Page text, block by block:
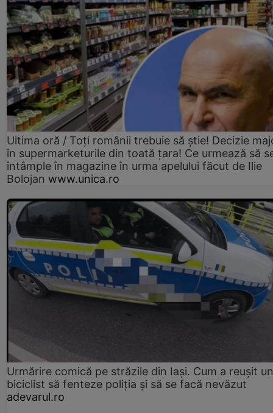
Ultima oră / Toți românii trebuie să știe! Decizie
în supermarketurile din toată țara! Ce urmează să
întâmple în magazine în urma apelului făcut de Ilie
Bolojan www.unica.ro
Urmărire comică pe străzile din Iași. Cum a reușit un
biciclist să fenteze poliția și să se facă nevăzut
adevarul.ro